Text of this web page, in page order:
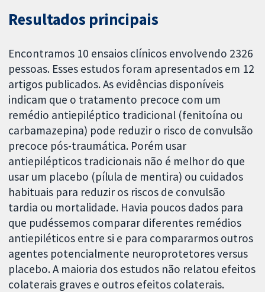
Resultados principais
Encontramos 10 ensaios clínicos envolvendo 2326
pessoas. Esses estudos foram apresentados em 12
artigos publicados. As evidências disponíveis
indicam que o tratamento precoce com um
remédio antiepiléptico tradicional (fenitoína ou
carbamazepina) pode reduzir o risco de convulsão
precoce pós-traumática. Porém usar
antiepilépticos tradicionais não é melhor do que
usar um placebo (pílula de mentira) ou cuidados
habituais para reduzir os riscos de convulsão
tardia ou mortalidade. Havia poucos dados para
que pudéssemos comparar diferentes remédios
antiepiléticos entre si e para compararmos outros
agentes potencialmente neuroprotetores versus
placebo. A maioria dos estudos não relatou efeitos
colaterais graves e outros efeitos colaterais.